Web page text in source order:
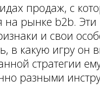
продаж, с
на рынке b2b.
и свои
в какую игру он
стратегии
разными